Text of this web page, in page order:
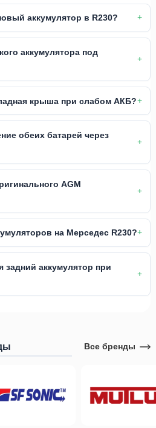
аккумулятор в R230?
аккумулятора под
крыша при слабом АКБ?
обеих батарей через
AGM
на Мерседес R230?
задний аккумулятор при
Все бренды